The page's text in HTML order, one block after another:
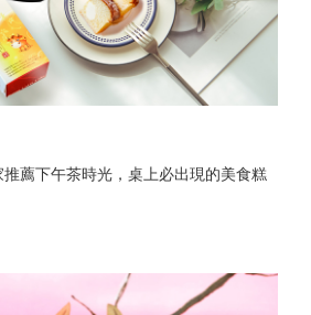
薦下午茶時光，桌上必出現的美食糕